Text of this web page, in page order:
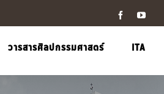
Facebook
วารสารศิลปกรรมศาสตร์ ITA